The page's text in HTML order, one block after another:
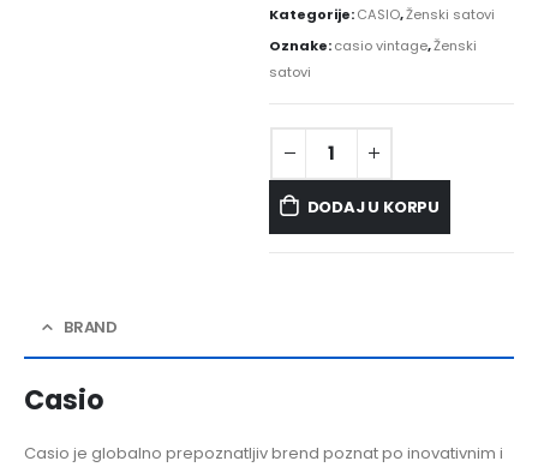
Kategorije:CASIO,Ženski satovi
Oznake:casio vintage,Ženski
satovi
DODAJ U KORPU
BRAND
Casio
Casio je globalno prepoznatljiv brend poznat po inovativnim i